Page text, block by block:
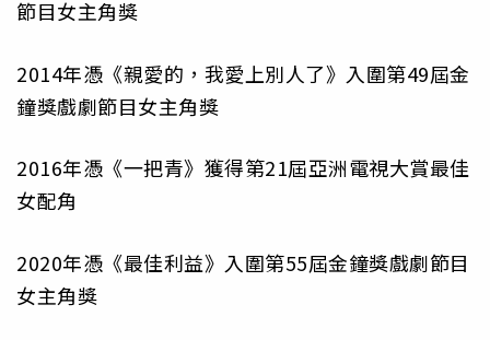
節目女主角獎
2014年憑《親愛的，我愛上別人了》入圍第49屆金
鐘獎戲劇節目女主角獎
2016年憑《一把青》獲得第21屆亞洲電視大賞最佳
女配角
2020年憑《最佳利益》入圍第55屆金鐘獎戲劇節目
女主角獎